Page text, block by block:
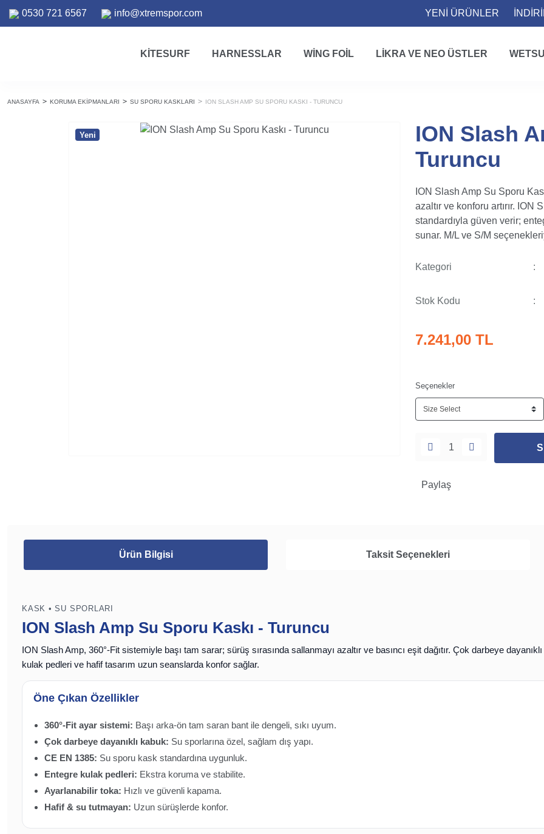
0530 721 6567 info@xtremspor.com YENİ ÜRÜNLER
KITESURF HARNESSLAR WING FOIL LIKRA VE NEO ÜSTLER
ANASAYFA KORUMA EKIPMANLARI SU SPORU KASKLARI ION SLASH AMP SU SPORU KASKI - TURUNCU
Yeni
ION Slash
Turuncu
ION Slash Amp Su Sporu
azaltır ve konforu artırır. ION
standardıyla güven verir;
sunar. M/L ve S/M
Kategori
Stok Kodu
7.241,00 TL
Seçenekler
Paylaş
Ürün Bilgisi Taksit Seçenekleri
KASK • SU SPORLARI
ION Slash Amp Su Sporu Kaskı - Turuncu
ION Slash Amp, 360°-Fit sistemiyle başı tam sarar; sürüş sırasında sallanmayı azaltır ve basıncı eşit dağıtır. Çok darbeye
kulak pedleri ve hafif tasarım uzun seanslarda konfor sağlar.
Öne Çıkan Özellikler
360°-Fit ayar sistemi: Başı arka-ön tam saran bant ile dengeli, sıkı uyum.
Çok darbeye dayanıklı kabuk: Su sporlarına özel, sağlam dış yapı.
CE EN 1385: Su sporu kask standardına uygunluk.
Entegre kulak pedleri: Ekstra koruma ve stabilite.
Ayarlanabilir toka: Hızlı ve güvenli kapama.
Hafif & su tutmayan: Uzun sürüşlerde konfor.